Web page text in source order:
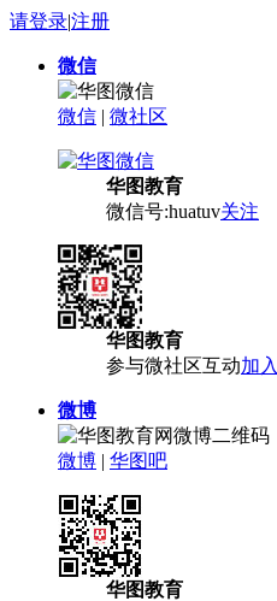
请登录|注册
微信
微信 | 微社区
华图教育
微信号:huatuv关注
华图教育
参与微社区互动加入
微博
微博 | 华图吧
华图教育